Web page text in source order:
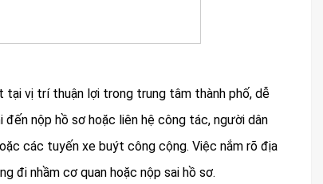
tại vị trí thuận lợi trong trung tâm thành phố, dễ
nộp hồ sơ hoặc liên hệ công tác, người dân
các tuyến xe buýt công cộng. Việc nắm rõ địa
đi nhầm cơ quan hoặc nộp sai hồ sơ.